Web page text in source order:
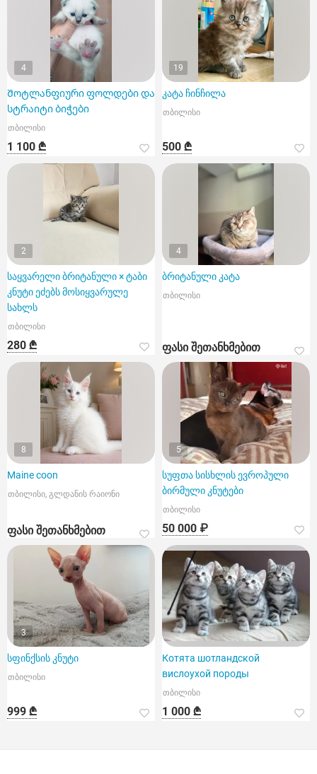
4
Შოტლანფიური ფოლდები და
სტრაიტი ბიჭები
თბილისი
1 100 ₾
19
კატა ჩინჩილა
თბილისი
500 ₾
2
საყვარელი ბრიტანული × ტაბი
კნუტი ეძებს მოსიყვარულე
სახლს
თბილისი
280 ₾
4
ბრიტანული კატა
თბილისი
ფასი შეთანხმებით
8
Maine coon
თბილისი, გლდანის რაიონი
ფასი შეთანხმებით
5
სუფთა სისხლის ევროპული
ბირმული კნუტები
თბილისი
50 000 ₽
3
სფინქსის კნუტი
თბილისი
999 ₾
Котята шотландской
вислоухой породы
თბილისი
1 000 ₾